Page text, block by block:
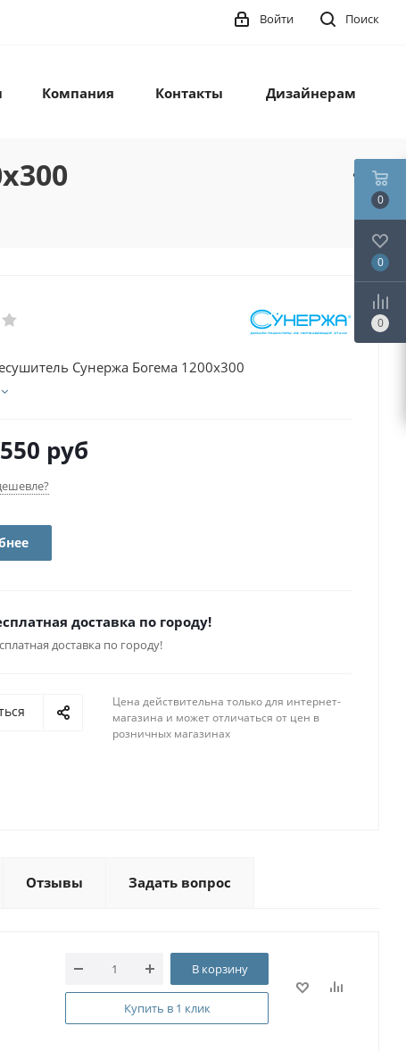
Поиск
Войти
Компания Контакты Дизайнерам
Сунержа Богема 1200x300
руб
доставка по городу!
доставка по городу!
Цена действительна только для интернет-
магазина и может отличаться от цен в
розничных магазинах
Отзывы Задать вопрос
В корзину
Купить в 1 клик
0
0
0